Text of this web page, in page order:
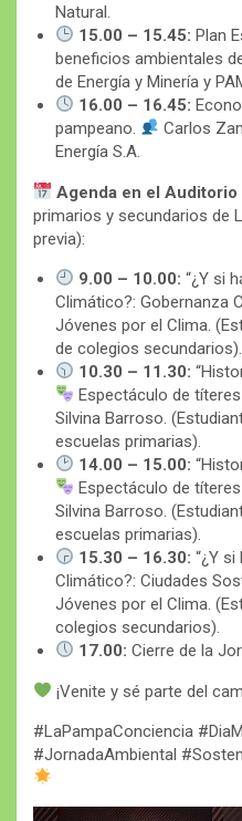
Natural.
15.00 – 15.45: Plan
beneficios ambientales
de Energía y Minería y
16.00 – 16.45:
pampeano.
Carlos
Energía S.A.
Agenda en el Auditorio
primarios y secundarios de
previa):
9.00 – 10.00: “¿Y si
Climático?: Gobernanza
Jóvenes por el Clima.
de colegios secundarios).
10.30 – 11.30:
Espectáculo de
Silvina Barroso.
escuelas primarias).
14.00 – 15.00:
Espectáculo de
Silvina Barroso.
escuelas primarias).
15.30 – 16.30: “¿Y
Climático?: Ciudades
Jóvenes por el Clima.
colegios secundarios).
17.00: Cierre de la
¡Venite y sé parte del
#LaPampaConciencia
#JornadaAmbiental